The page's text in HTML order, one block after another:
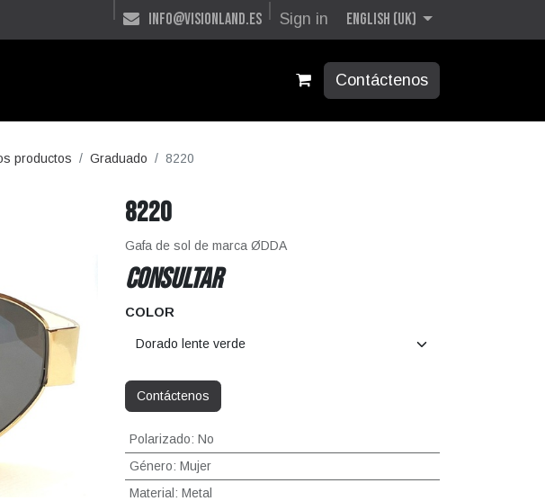
info@visionland.es Sign in English (UK)
Contáctenos
productos Graduado 8220
8220
Gafa de sol de marca ØDDA
CONSULTAR
COLOR
Contáctenos
Polarizado: No
Género: Mujer
Material : Metal